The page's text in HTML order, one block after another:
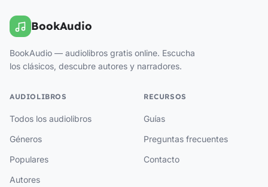
BookAudio
BookAudio — audiolibros gratis online. Escucha
los clásicos, descubre autores y narradores.
AUDIOLIBROS
Todos los audiolibros
Géneros
Populares
Autores
RECURSOS
Guías
Preguntas frecuentes
Contacto